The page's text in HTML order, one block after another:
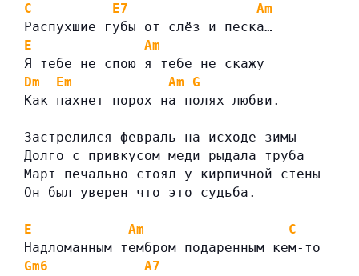
C
E7
Am
Распухшие губы от слёз и песка…
E
Am
Я тебе не спою я тебе не скажу
Dm
Em Am
G
Как пахнет порох на полях любви.
Застрелился февраль на исходе зимы
Долго с привкусом меди рыдала труба
Март печально стоял у кирпичной стены
Он был уверен что это судьба.
E Am
C
Надломанным тембром подаренным кем-то
Gm6
A7